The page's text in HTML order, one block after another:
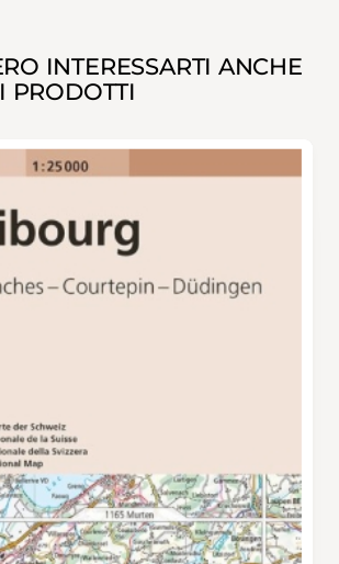
INTERESSARTI ANCHE
PRODOTTI